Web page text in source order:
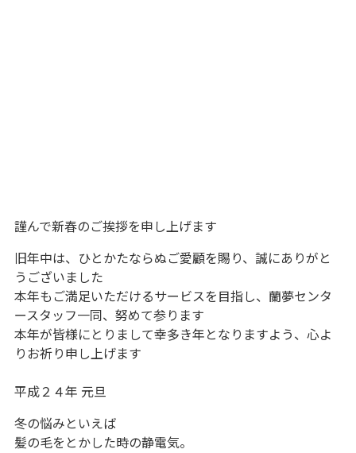
謹んで新春のご挨拶を申し上げます
旧年中は、ひとかたならぬご愛顧を賜り、誠にありがと
うございました
本年もご満足いただけるサービスを目指し、蘭夢センタ
ースタッフ一同、努めて参ります
本年が皆様にとりまして幸多き年となりますよう、心よ
りお祈り申し上げます
平成２４年 元旦
冬の悩みといえば
髪の毛をとかした時の静電気。